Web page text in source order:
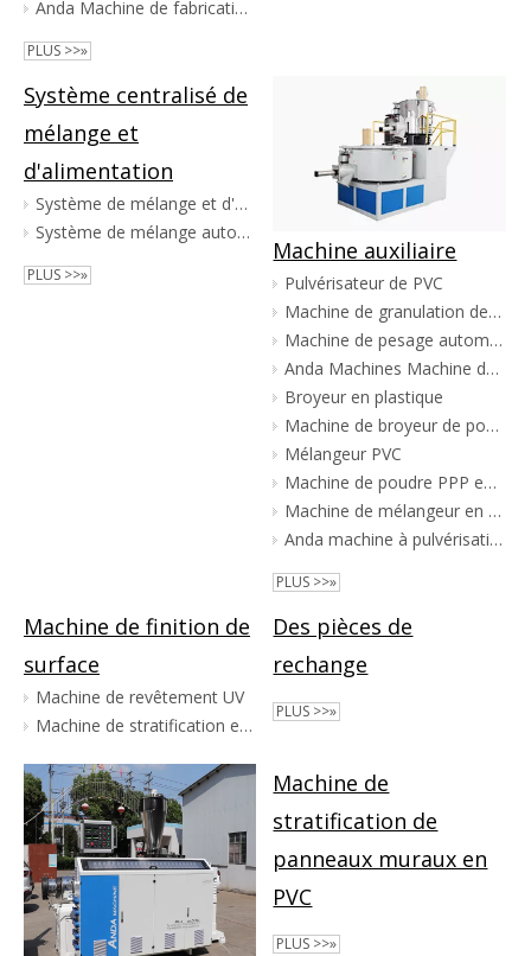
Anda Machine de fabrication de feuille de marbre PVC
PLUS >>»
Système centralisé de
mélange et
d'alimentation
Système de mélange et d'alimentation centralisé
Système de mélange automatique en PVC
PLUS >>»
Machine auxiliaire
Pulvérisateur de PVC
Machine de granulation de PVC
Machine de pesage automatique d'additifs en PVC
Anda Machines Machine de fabrication de poudre de tuyaux en plastique Broyeur en plastique Machine de pulvérisation Pvc Pe Pp
Broyeur en plastique
Machine de broyeur de poudre de pulvérisateur en plastique PE PP
Mélangeur PVC
Machine de poudre PPP en plastique en plastique
Machine de mélangeur en PVC
Anda machine à pulvérisation PVC d'économie d'énergie lourde
PLUS >>»
Machine de finition de
surface
Machine de revêtement UV
Machine de stratification en refief
Des pièces de
rechange
PLUS >>»
Machine de
stratification de
panneaux muraux en
PVC
PLUS >>»